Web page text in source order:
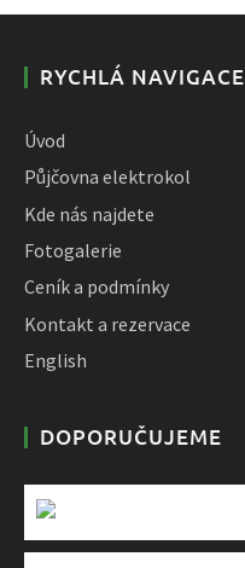
RYCHLÁ NAVIGACE
Úvod
Půjčovna elektrokol
Kde nás najdete
Fotogalerie
Ceník a podmínky
Kontakt a rezervace
English
DOPORUČUJEME